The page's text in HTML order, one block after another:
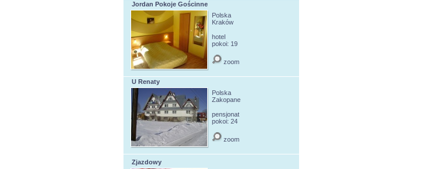
Jordan Pokoje Gościnne
Polska
Kraków
hotel
pokoi: 19
zoom
U Renaty
Polska
Zakopane
pensjonat
pokoi: 24
zoom
Zjazdowy